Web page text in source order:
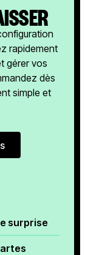
rapidement
gérer vos
dès
simple et
économies
surprise